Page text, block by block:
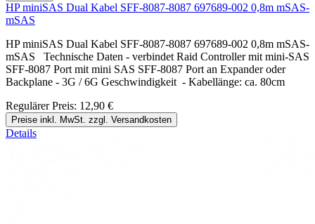
HP miniSAS Dual Kabel SFF-8087-8087 697689-002 0,8m mSAS-
mSAS
HP miniSAS Dual Kabel SFF-8087-8087 697689-002 0,8m mSAS-
mSAS Technische Daten - verbindet Raid Controller mit mini-SAS
SFF-8087 Port mit mini SAS SFF-8087 Port an Expander oder
Backplane - 3G / 6G Geschwindigkeit - Kabellänge: ca. 80cm
Regulärer Preis: 12,90 €
Preise inkl. MwSt. zzgl. Versandkosten
Details